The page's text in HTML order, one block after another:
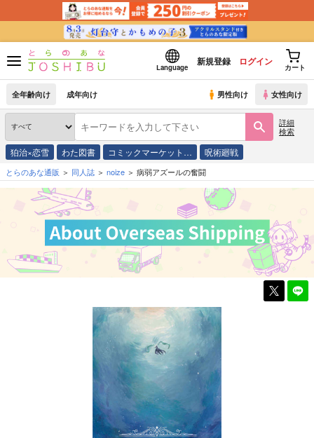
Language
新規登録 ログイン
カート
全年齢向け 成年向け 男性向け 女性向け
詳細
検索
狛治×恋雪 わた図書 コミックマーケット… 呪術廻戦
とらのあな通販 同人誌 noize 病弱アズールの奮闘